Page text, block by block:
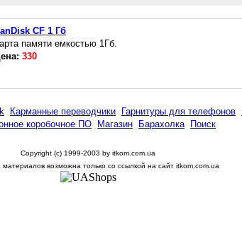
CF 1 Гб
памяти емкостью 1Гб.
330
Карманные переводчики Гарнитуры для телефонов
коробочное ПО
Магазин Барахолка Поиск
Copyright (c) 1999-2003 by itkom.com.ua
материалов возможна только со ссылкой на сайт itkom.com.ua